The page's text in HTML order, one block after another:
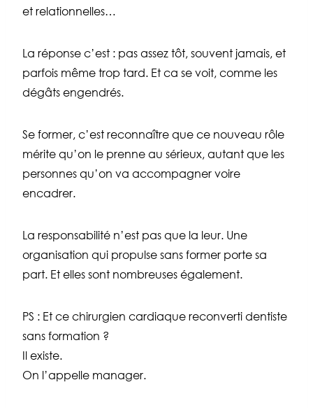
et relationnelles…
La réponse c’est : pas assez tôt, souvent jamais, et
parfois même trop tard. Et ca se voit, comme les
dégâts engendrés.
Se former, c’est reconnaître que ce nouveau rôle
mérite qu’on le prenne au sérieux, autant que les
personnes qu’on va accompagner voire
encadrer.
La responsabilité n’est pas que la leur. Une
organisation qui propulse sans former porte sa
part. Et elles sont nombreuses également.
PS : Et ce chirurgien cardiaque reconverti dentiste
sans formation ?
Il existe.
On l’appelle manager.